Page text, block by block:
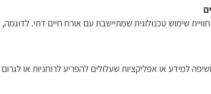
שימוש טכנולוגית שמתיישבת עם אורח חיים דתי.
למידע או אפליקציות שעלולים להפריע לרוחניות או